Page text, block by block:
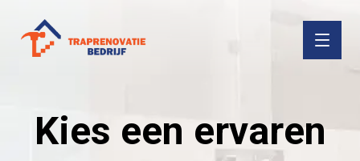
Kies een ervaren